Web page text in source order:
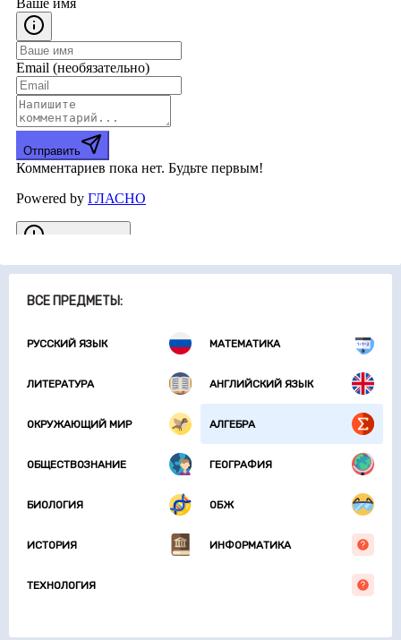
ВСЕ ПРЕДМЕТЫ:
РУССКИЙ ЯЗЫК МАТЕМАТИКА
ЛИТЕРАТУРА АНГЛИЙСКИЙ ЯЗЫК
ОКРУЖАЮЩИЙ МИР АЛГЕБРА
ОБЩЕСТВОЗНАНИЕ ГЕОГРАФИЯ
БИОЛОГИЯ ОБЖ
ИСТОРИЯ ИНФОРМАТИКА
ТЕХНОЛОГИЯ